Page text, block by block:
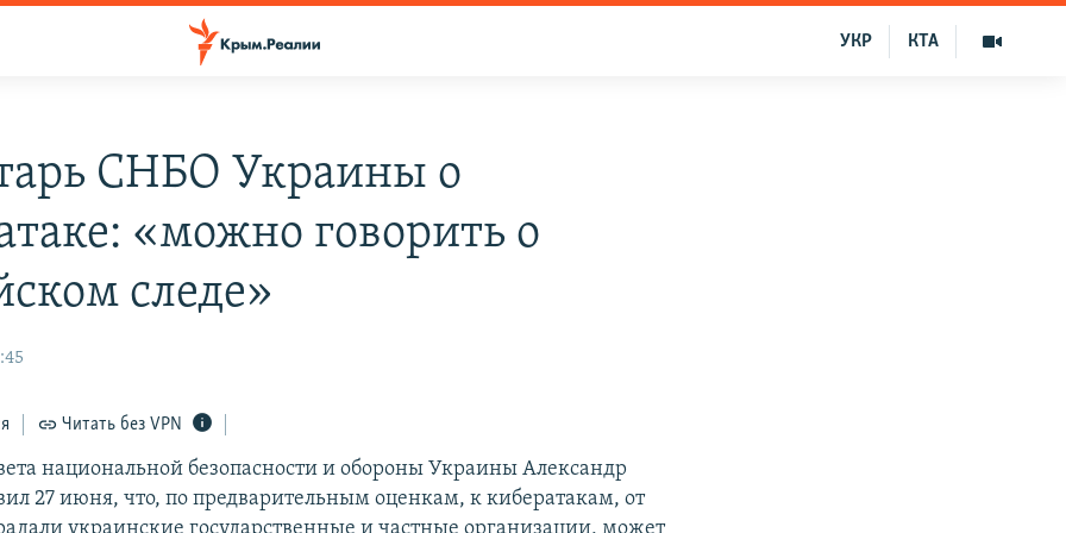
КТА
УКР
СНБО Украины о
«можно говорить о
следе»
Читать без VPN
национальной безопасности и обороны Украины Александр
27 июня, что, по предварительным оценкам, к кибератакам, от